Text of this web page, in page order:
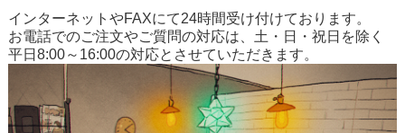
インターネットやFAXにて24時間受け付けております。
お電話でのご注文やご質問の対応は、土・日・祝日を除く
平日8:00～16:00の対応とさせていただきます。